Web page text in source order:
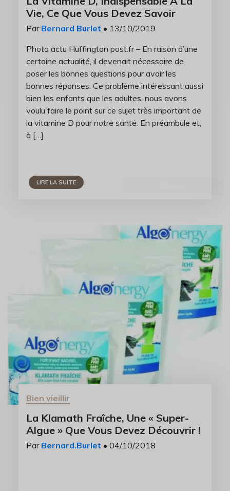
Vie, Ce Que Vous Devez Savoir
Par Bernard Burlet • 13/10/2019
Photo actu Huffington post.fr – En raison d’une
certaine actualité, il devenait nécessaire de
poser les bonnes questions pour avoir les
bonnes réponses. Ce problème intéressant aussi
bien les enfants que les adultes, nous avons
voulu faire le point sur ce sujet très important de
la vitamine D pour notre santé. En préambule et,
à […]
LIRE LA SUITE
Bien vieillir
La Klamath Fraîche, Une « Super-
Algue » Que Vous Devez Découvrir !
Par Bernard.Burlet • 04/10/2018
Recevez notre lettre
d'informations ?
Inscrivez-vous pour recevoir des récapitulatifs de